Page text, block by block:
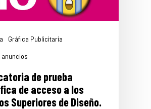
Gráfica Publicitaria
anuncios
de prueba
de acceso a los
Superiores de Diseño.